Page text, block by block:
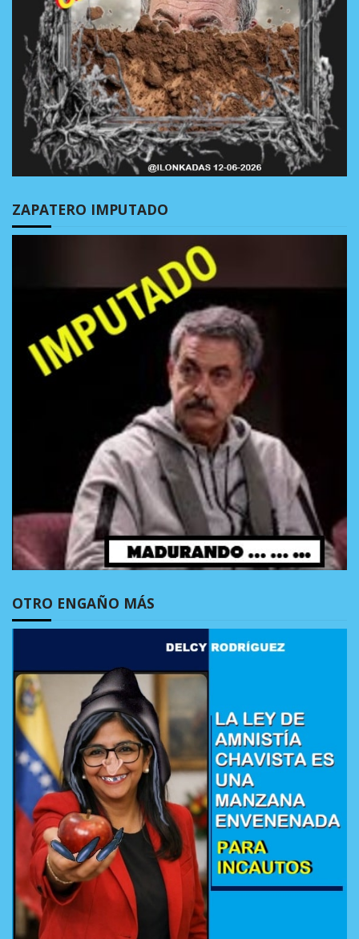
ZAPATERO IMPUTADO
OTRO ENGAÑO MÁS